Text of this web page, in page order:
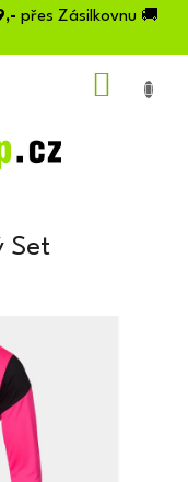
přes Zásilkovnu 🚚
Set